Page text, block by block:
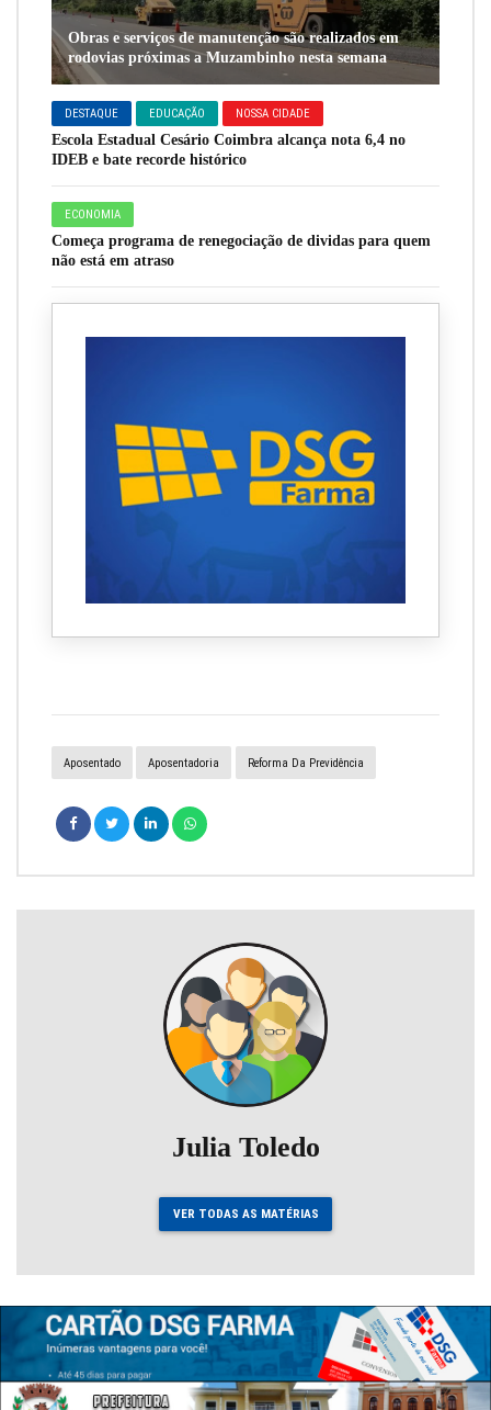
Obras e serviços de manutenção são realizados em
rodovias próximas a Muzambinho nesta semana
DESTAQUE EDUCAÇÃO NOSSA CIDADE
Escola Estadual Cesário Coimbra alcança nota 6,4 no
IDEB e bate recorde histórico
ECONOMIA
Começa programa de renegociação de dividas para quem
não está em atraso
Aposentado Aposentadoria Reforma Da Previdência
Julia Toledo
VER TODAS AS MATÉRIAS